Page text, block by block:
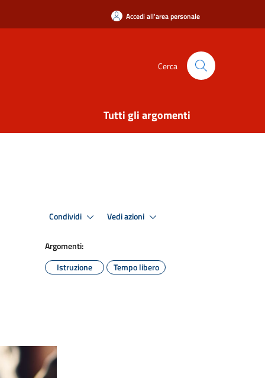
Accedi all'area personale
Cerca
Tutti gli argomenti
Condividi Vedi azioni
Argomenti:
Istruzione
Tempo libero